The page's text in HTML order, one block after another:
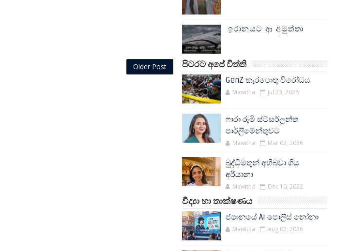
Older Post
ඉරානයට ආ අමුත්තා
පිටරට අපේ විත්ති
GenZ කැරපොතු විරෝධය
Mawitha Jul 23, 2026
ෆාරා රූමි ස්ට්සර්ලන්ත
පාර්ලිමේන්තුවට
Mawitha Mar 02, 2026
බුද්ධිමතුන් අභිබවා ගිය
අරියානා
Mawitha Dec 10, 2022
විද්‍යා හා තාක්ෂණය
ජපානයේ AI පොලිස් නෝනා
Mawitha Aug 02, 2026